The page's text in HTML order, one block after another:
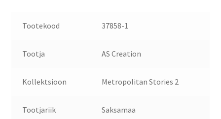
Tootekood 37858-1
Tootja AS Creation
Kollektsioon Metropolitan Stories 2
Tootjariik Saksamaa